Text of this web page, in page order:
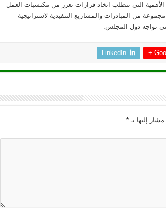
التي تتطلب اتخاذ قرارات تعزز من مكتسبات العمل
من المبادرات والمشاريع التنفيذية لاستراتيجية
تواجه دول المجلس.
LinkedIn
مشار إليها بـ *